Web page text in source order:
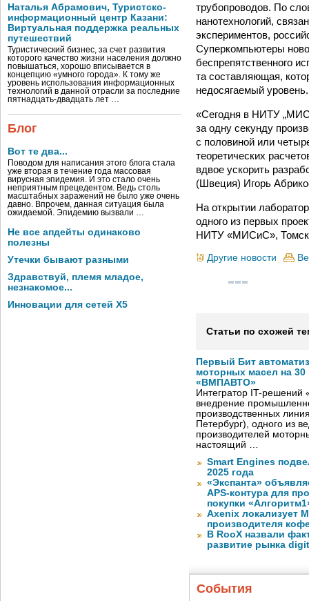
Наталья Абрамович, Туристско-
информационный центр Казани:
Виртуальная поддержка реальных
путешествий
Туристический бизнес, за счет развития
которого качество жизни населения должно
повышаться, хорошо вписывается в
концепцию «умного города». К тому же
уровень использования информационных
технологий в данной отрасли за последние
пятнадцать-двадцать лет …
Блог
Вот те два...
Поводом для написания этого блога стала
уже вторая в течение года массовая
вирусная эпидемия. И это стало очень
неприятным прецедентом. Ведь столь
масштабных заражений не было уже очень
давно. Впрочем, данная ситуация была
ожидаемой. Эпидемию вызвали …
Не все апдейты одинаково
полезны
Утечки бывают разными
Здравствуй, племя младое,
незнакомое...
Инновации для сетей X5
трубопроводов. По
нанотехнологий,
экспериментов,
Суперкомпьютеры
беспрепятственного
та составляющая,
недосягаемый уровень.
«Сегодня в НИТУ
за одну секунду
с половиной или
теоретических
вдвое ускорить
(Швеция) Игорь
На открытии
одного из первых
НИТУ «МИСиС»,
Другие новости
Статьи по схожей
Первый Бит
моторных масел на
«ВМПАВТО»
Интегратор IT-
внедрение
производственных
Петербург), одного из
производителей
настоящий …
Smart Engines
2025 года
«Экспанта»
APS-контура для
покупки
Axenix локализует
производителя
В RooX назвали
развитие рынка
События